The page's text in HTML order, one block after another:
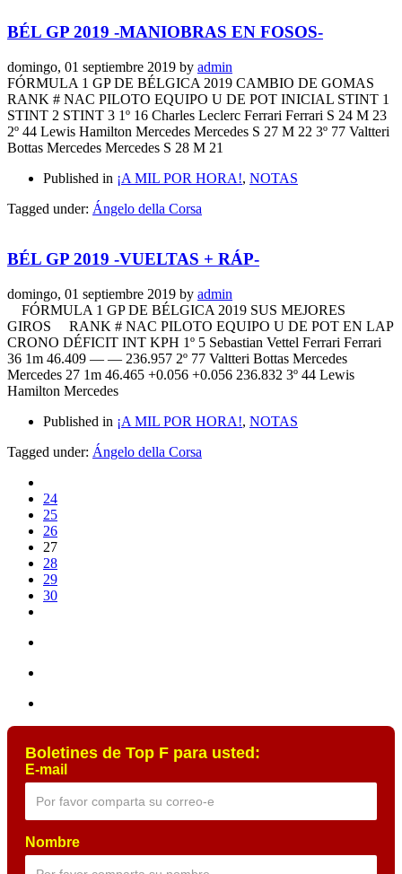
BÉL GP 2019 -MANIOBRAS EN FOSOS-
domingo, 01 septiembre 2019 by admin
FÓRMULA 1 GP DE BÉLGICA 2019 CAMBIO DE GOMAS
RANK # NAC PILOTO EQUIPO U DE POT INICIAL STINT 1
STINT 2 STINT 3 1º 16 Charles Leclerc Ferrari Ferrari S 24 M 23
2º 44 Lewis Hamilton Mercedes Mercedes S 27 M 22 3º 77 Valtteri
Bottas Mercedes Mercedes S 28 M 21
Published in ¡A MIL POR HORA!, NOTAS
Tagged under: Ángelo della Corsa
BÉL GP 2019 -VUELTAS + RÁP-
domingo, 01 septiembre 2019 by admin
FÓRMULA 1 GP DE BÉLGICA 2019 SUS MEJORES
GIROS RANK # NAC PILOTO EQUIPO U DE POT EN LAP
CRONO DÉFICIT INT KPH 1º 5 Sebastian Vettel Ferrari Ferrari
36 1m 46.409 — — 236.957 2º 77 Valtteri Bottas Mercedes
Mercedes 27 1m 46.465 +0.056 +0.056 236.832 3º 44 Lewis
Hamilton Mercedes
Published in ¡A MIL POR HORA!, NOTAS
Tagged under: Ángelo della Corsa
24
25
26
27
28
29
30
Boletines de Top F para usted:
E-mail
Nombre